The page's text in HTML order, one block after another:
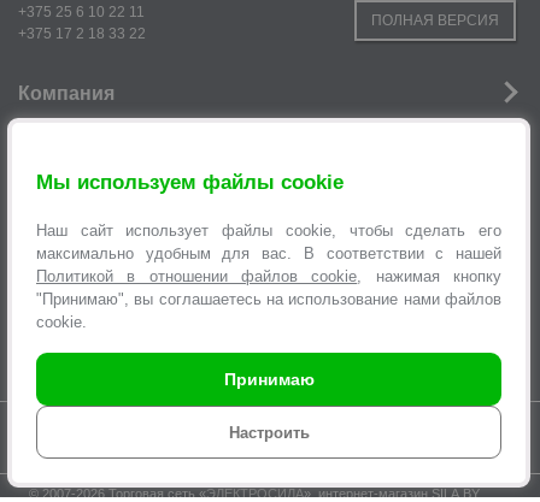
Мы используем файлы cookie
Наш сайт использует файлы cookie, чтобы сделать его
максимально удобным для вас. В соответствии с нашей
Политикой в отношении файлов cookie, нажимая кнопку
"Принимаю", вы соглашаетесь на использование нами файлов
cookie.
Настроить
Принимаю
+375 25 6 10 22 11
+375 17 2 18 33 22
ПОЛНАЯ ВЕРСИЯ
Компания
Услуги
Оформление заявок
Время работы интернет-магазина с 9.00 до 21.00 без выходных
© 2007-2026 Торговая сеть «ЭЛЕКТРОСИЛА», интернет-магазин SILA.BY,